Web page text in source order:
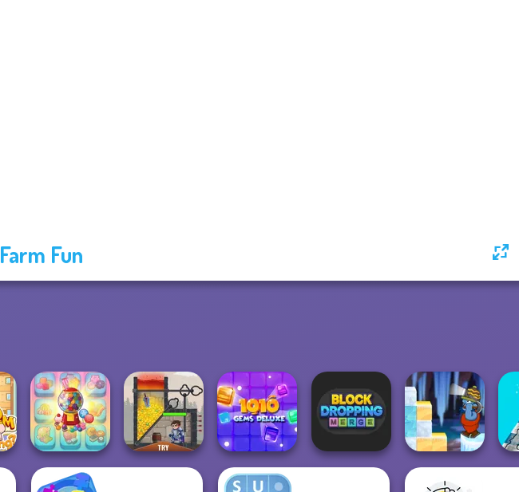
Farm Fun